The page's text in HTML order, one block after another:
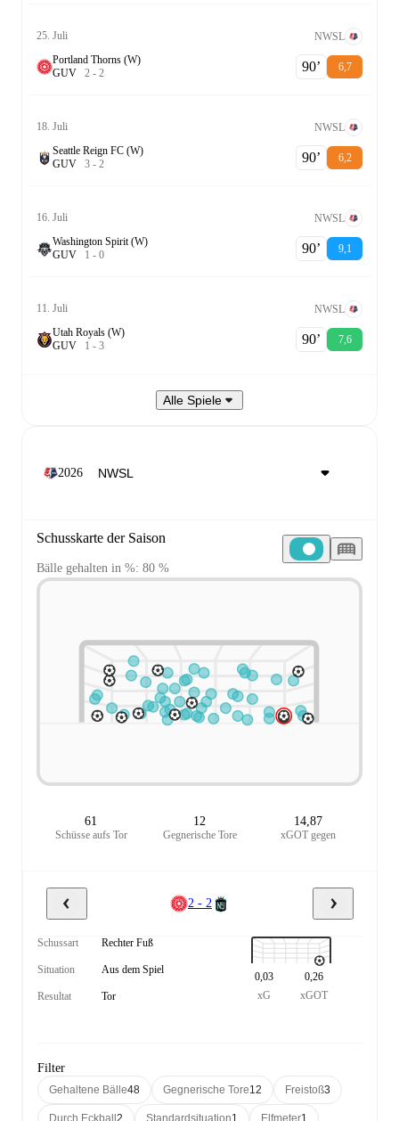
25. Juli
NWSL
Portland Thorns (W)
GUV 2 - 2 90‎’‎ 6,7
18. Juli
NWSL
Seattle Reign FC (W)
GUV 3 - 2 90‎’‎ 6,2
16. Juli
NWSL
Washington Spirit (W)
GUV 1 - 0 90‎’‎ 9,1
11. Juli
NWSL
Utah Royals (W)
GUV 1 - 3 90‎’‎ 7,6
Alle Spiele
2026
Schusskarte der Saison
Bälle gehalten in %: 80 %
61
Schüsse aufs Tor
12
Gegnerische Tore
14,87
xGOT gegen
2 - 2
Schussart Rechter Fuß
Situation Aus dem Spiel
Resultat Tor
0,03
xG
0,26
xGOT
Filter
Gehaltene Bälle48 Gegnerische Tore12 Freistoß3
Durch Eckball2 Standardsituation1 Elfmeter1